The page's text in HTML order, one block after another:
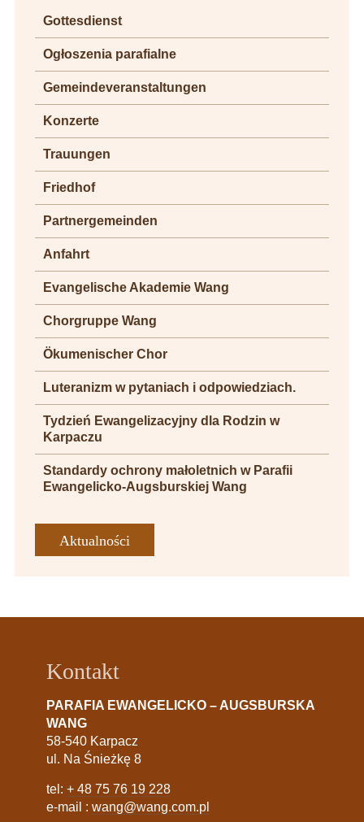
Gottesdienst
Ogłoszenia parafialne
Gemeindeveranstaltungen
Konzerte
Trauungen
Friedhof
Partnergemeinden
Anfahrt
Evangelische Akademie Wang
Chorgruppe Wang
Ökumenischer Chor
Luteranizm w pytaniach i odpowiedziach.
Tydzień Ewangelizacyjny dla Rodzin w
Karpaczu
Standardy ochrony małoletnich w Parafii
Ewangelicko-Augsburskiej Wang
Aktualności
Kontakt
PARAFIA EWANGELICKO – AUGSBURSKA
WANG
58-540 Karpacz
ul. Na Śnieżkę 8
tel: + 48 75 76 19 228
e-mail : wang@wang.com.pl